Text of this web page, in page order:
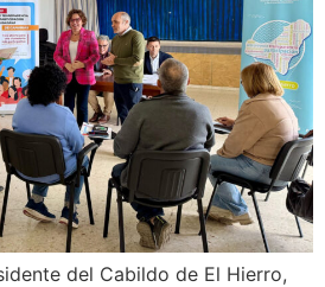
del Cabildo de El Hierro,